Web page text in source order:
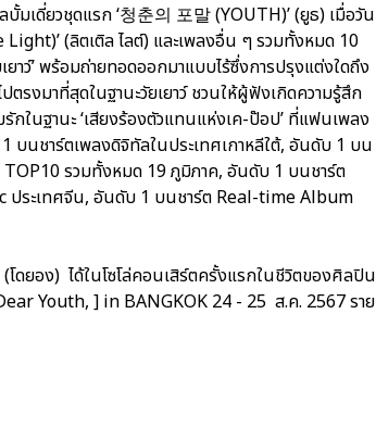
เดี่ยวชุดแรก ‘청춘의 포말 (YOUTH)’ (ยูธ) เมื่อวัน
(ลิตเติล ไลต์) และเพลงอื่น ๆ รวมทั้งหมด 10
าว์’ พร้อมถ่ายทอดออกมาแบบไร้ซึ่งการปรุงแต่งใดถึง
ตรงมาที่สุดในฐานะวัยเยาว์ ชวนให้ผู้ฟังเกิดความรู้สึก
กในฐานะ ‘เสียงร้องตัวแทนแห่งเค-ป๊อป’ ที่แฟนเพลง
บนชาร์ตเพลงดิจิทัลในประเทศเกาหลีใต้, อันดับ 1 บน
รวมทั้งหมด 19 ภูมิภาค, อันดับ 1 บนชาร์ต
ระเทศจีน, อันดับ 1 บนชาร์ต Real-time Album
ดยอง) ได้ในโซโล่คอนเสิร์ตครั้งแรกในชีวิตของศิลปิน
Youth, ] in BANGKOK 24 - 25 ส.ค. 2567 ราย